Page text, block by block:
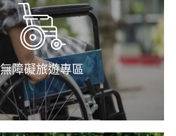
無障礙旅遊專區